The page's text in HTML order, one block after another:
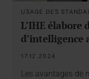
USAGE DES
L’IHE élabore
17.12.2024
Les avantages de